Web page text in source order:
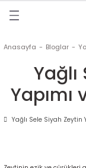
(Soğuk Sıkım)
Kolonyası
(Zeytinyağlı)
Anasayfa Bloglar
Yapımı
Yağlı Sele Siyah Zeytin